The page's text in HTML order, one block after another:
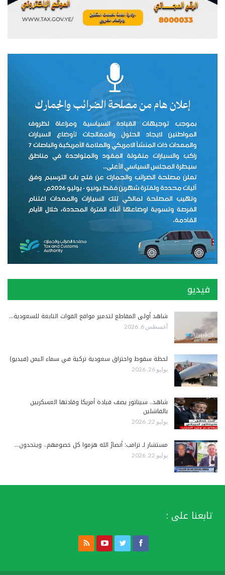
فيديو
شاهد أولى المقاطع لتدمير مواقع القوات التابعة للسعودية…
أغسطس 6, 2026
لحظة سقوط واحتراق سعودية تركية في سماء اليمن (فيديو)
يوليو 26, 2026
شاهد.. سيناتور يصف قيادة أمريكا وقادتها العسكريين
بالفاشلين
يوليو 22, 2026
مستشار لـ ترامب: أنصارُ الله هزموا كل خصومهم.. ويتحدون…
يوليو 22, 2026
تابعنا على :